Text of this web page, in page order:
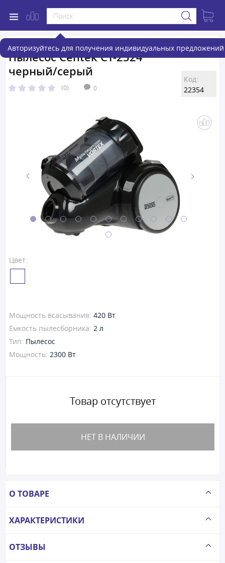
Авторизуйтесь для получения индивидуальных предложений
Пылесос Centek CT-2524
черный/серый
(0) 0
Код:
22354
Цвет:
Мощность всасывания: 420 Вт
Емкость пылесборника: 2 л
Тип: Пылесос
Мощность: 2300 Вт
Товар отсутствует
НЕТ В НАЛИЧИИ
О ТОВАРЕ
ХАРАКТЕРИСТИКИ
ОТЗЫВЫ